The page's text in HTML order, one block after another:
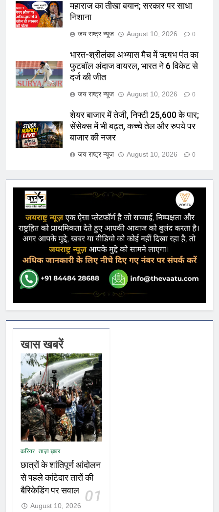
महाराज का तीखा बयान; सरकार पर साधा
निशाना
जय राष्ट्र न्यूज August 10, 2026 0
भारत-श्रीलंका अभ्यास मैच में ऋषभ पंत का
फुटबॉल अंदाज वायरल, भारत ने 6 विकेट से
दर्ज की जीत
जय राष्ट्र न्यूज August 10, 2026 0
शेयर बाजार में तेजी, निफ्टी 25,600 के पार;
सेंसेक्स में भी बढ़त, कच्चे तेल और रुपये पर
बाजार की नजर
जय राष्ट्र न्यूज August 10, 2026 0
खास खबरें
करियर ताज़ा ख़बर
छात्रों के शांतिपूर्ण आंदोलन
से पहले कांटेदार तारों की
बैरिकेडिंग पर सवाल
01
August 10, 2026